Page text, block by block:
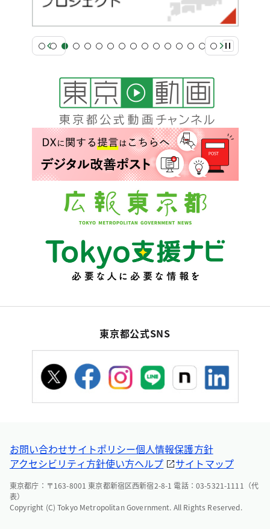
東京都公式SNS
お問い合わせサイトポリシー個人情報保護方針
アクセシビリティ方針使い方ヘルプ サイトマップ
東京都庁：〒163-8001 東京都新宿区西新宿2-8-1 電話：03-5321-1111（代
表）
Copyright (C) Tokyo Metropolitan Government. All Rights Reserved.